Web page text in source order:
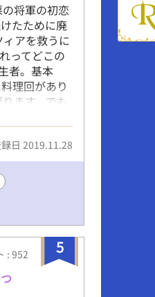
このままい
僻地で無念
そのどれもこ
から。 俺の
れてきた。
も褒めて可
から当たり
くれる」と
たって「悪
れるのなら、
からは我慢
とか！ こん
て裕福な平
ら、生活能
。 前世の知
様よりア
ととなりま
コメントお
将軍の初恋
たために廃
アを救うに
ってどこの
者。基本
理回があり
ます。でも
日 2019.11.28
5
: 952